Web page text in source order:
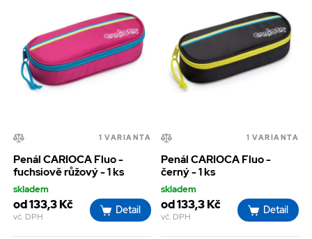
1 VARIANTA
Penál CARIOCA Fluo -
fuchsiově růžový - 1 ks
skladem
od 133,3 Kč
vč. DPH
Detail
1 VARIANTA
Penál CARIOCA Fluo -
černý - 1 ks
skladem
od 133,3 Kč
vč. DPH
Detail